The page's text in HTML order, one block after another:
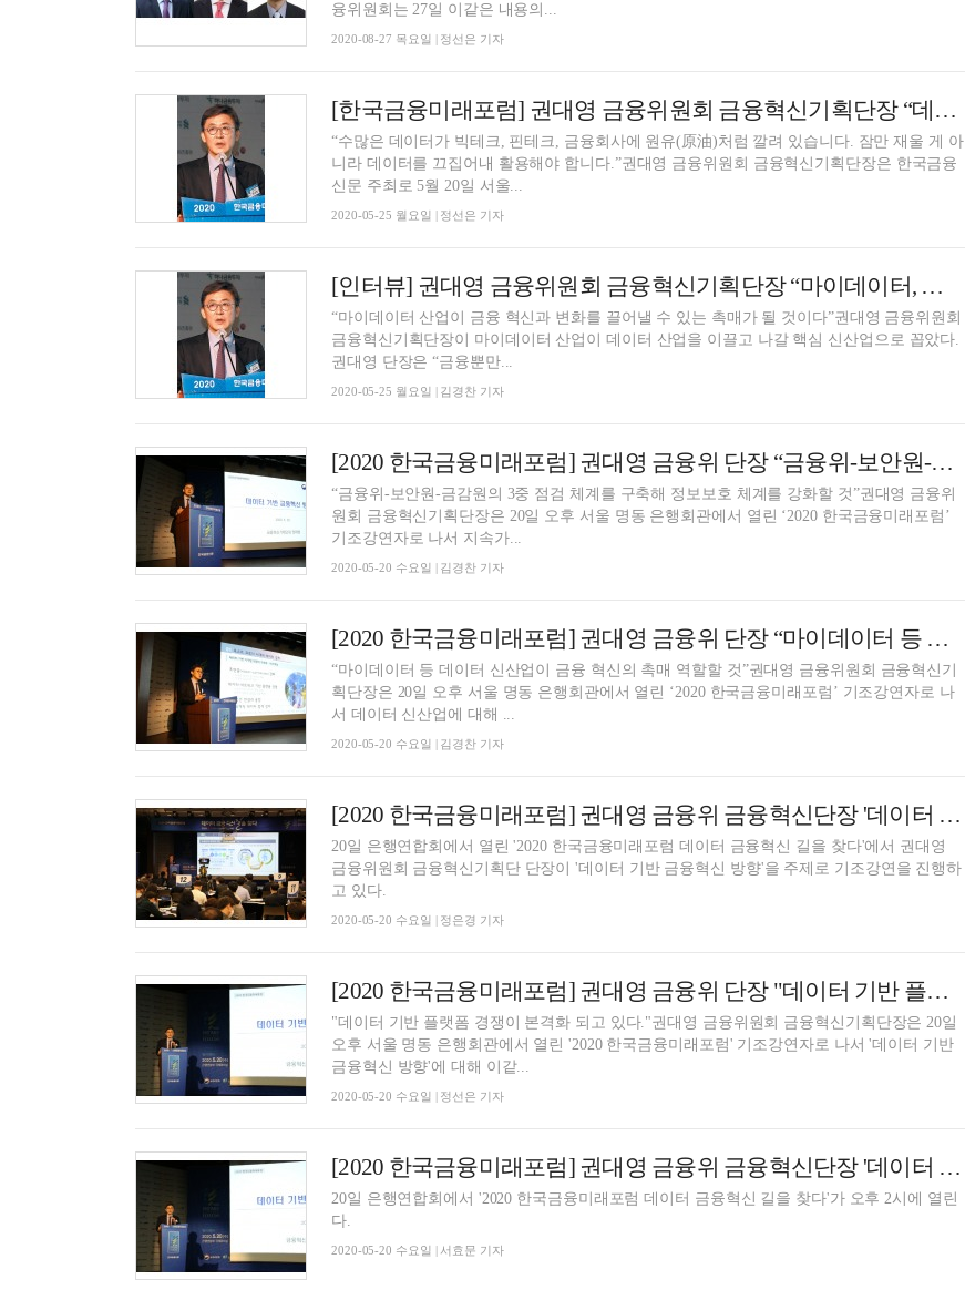
융위원회는 27일 이같은 내용의...
2020-08-27 목요일 | 정선은 기자
[한국금융미래포럼] 권대영 금융위원회 금융혁신기획단장 “데이터 기반 금융 신산업 맞춤형 행정 지원”
“수많은 데이터가 빅테크, 핀테크, 금융회사에 원유(原油)처럼 깔려 있습니다. 잠만 재울 게 아
니라 데이터를 끄집어내 활용해야 합니다.”권대영 금융위원회 금융혁신기획단장은 한국금융
신문 주최로 5월 20일 서울...
2020-05-25 월요일 | 정선은 기자
[인터뷰] 권대영 금융위원회 금융혁신기획단장 “마이데이터, 금융혁신 촉매제 역할”
“마이데이터 산업이 금융 혁신과 변화를 끌어낼 수 있는 촉매가 될 것이다”권대영 금융위원회
금융혁신기획단장이 마이데이터 산업이 데이터 산업을 이끌고 나갈 핵심 신산업으로 꼽았다.
권대영 단장은 “금융뿐만...
2020-05-25 월요일 | 김경찬 기자
[2020 한국금융미래포럼] 권대영 금융위 단장 “금융위-보안원-금감원의 3중 점검으로 정보보호 체계 강화”
“금융위-보안원-금감원의 3중 점검 체계를 구축해 정보보호 체계를 강화할 것”권대영 금융위
원회 금융혁신기획단장은 20일 오후 서울 명동 은행회관에서 열린 ‘2020 한국금융미래포럼’
기조강연자로 나서 지속가...
2020-05-20 수요일 | 김경찬 기자
[2020 한국금융미래포럼] 권대영 금융위 단장 “마이데이터 등 신산업이 금융 혁신 촉매 역할할 것”
“마이데이터 등 데이터 신산업이 금융 혁신의 촉매 역할할 것”권대영 금융위원회 금융혁신기
획단장은 20일 오후 서울 명동 은행회관에서 열린 ‘2020 한국금융미래포럼’ 기조강연자로 나
서 데이터 신산업에 대해 ...
2020-05-20 수요일 | 김경찬 기자
[2020 한국금융미래포럼] 권대영 금융위 금융혁신단장 '데이터 기반 금융혁신 방향' 기조 강연
20일 은행연합회에서 열린 '2020 한국금융미래포럼 데이터 금융혁신 길을 찾다'에서 권대영
금융위원회 금융혁신기획단 단장이 '데이터 기반 금융혁신 방향'을 주제로 기조강연을 진행하
고 있다.
2020-05-20 수요일 | 정은경 기자
[2020 한국금융미래포럼] 권대영 금융위 단장 "데이터 기반 플랫폼 경쟁 본격화…유통·결합 중요"
"데이터 기반 플랫폼 경쟁이 본격화 되고 있다."권대영 금융위원회 금융혁신기획단장은 20일
오후 서울 명동 은행회관에서 열린 '2020 한국금융미래포럼' 기조강연자로 나서 '데이터 기반
금융혁신 방향'에 대해 이같...
2020-05-20 수요일 | 정선은 기자
[2020 한국금융미래포럼] 권대영 금융위 금융혁신단장 '데이터 기반 금융혁신 방향' 기조 강연
20일 은행연합회에서 '2020 한국금융미래포럼 데이터 금융혁신 길을 찾다'가 오후 2시에 열린
다.
2020-05-20 수요일 | 서효문 기자